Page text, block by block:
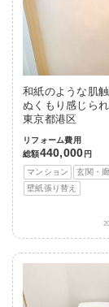
和紙のような肌
ぬくもり感じら
東京都港区
リフォーム費用
総額440,000 円
マンション
玄関・
壁紙張り替え